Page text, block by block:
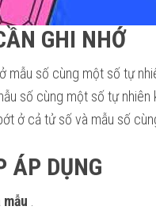
GHI NHỚ
mẫu số cùng một số tự
số cùng một số tự
ở cả tử số và mẫu số
ÁP DỤNG